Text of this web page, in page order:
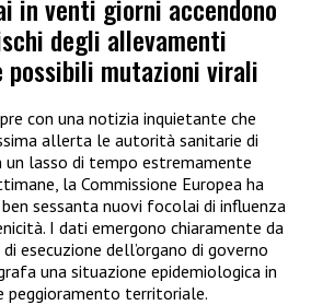
in venti giorni accendono
degli allevamenti
mutazioni virali
con una notizia inquietante che
allerta le autorità sanitarie di
lasso di tempo estremamente
la Commissione Europea ha
sessanta nuovi focolai di influenza
I dati emergono chiaramente da
esecuzione dell’organo di governo
una situazione epidemiologica in
peggioramento territoriale.